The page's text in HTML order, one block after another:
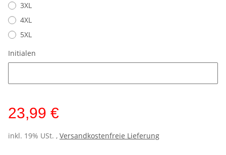
3XL
4XL
5XL
Initialen
23,99 €
inkl. 19% USt. , Versandkostenfreie Lieferung